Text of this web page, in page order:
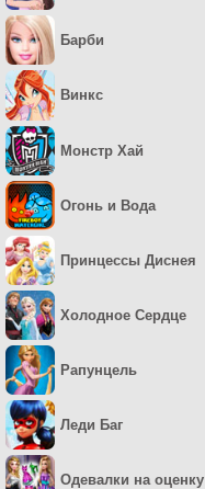
Барби
Винкс
Монстр Хай
Огонь и Вода
Принцессы Диснея
Холодное Сердце
Рапунцель
Леди Баг
Одевалки на оценку